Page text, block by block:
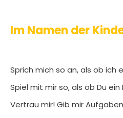
Im Namen der
Sprich mich so an, als ob ich
Spiel mit mir so, als ob Du ein
Vertrau mir! Gib mir